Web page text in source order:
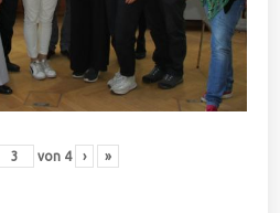
von 4 › »